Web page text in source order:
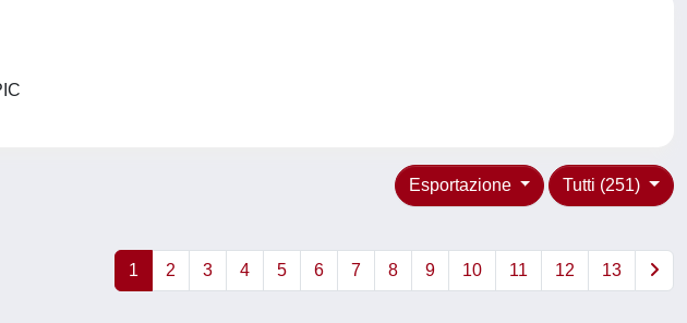
Tutti (251)
Esportazione
1 2 3 4 5 6 7 8 9 10 11 12 13